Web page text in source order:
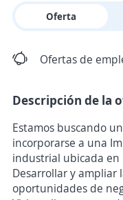
Oferta
Ofertas de
Descripción de la
Estamos buscando
incorporarse a una
industrial ubicada en
Desarrollar y ampliar
oportunidades de